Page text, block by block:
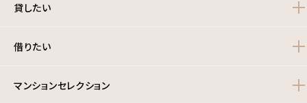
貸したい
借りたい
マンションセレクション